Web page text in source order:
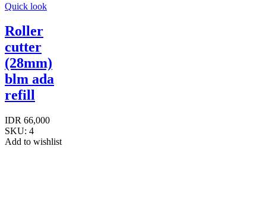
Quick look
Roller
cutter
(28mm)
blm ada
refill
IDR 66,000
SKU: 4
Add to wishlist